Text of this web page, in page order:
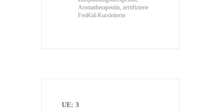
Aromatherapeutin, zertifizierte
FenKid-Kursleiterin
UE: 3